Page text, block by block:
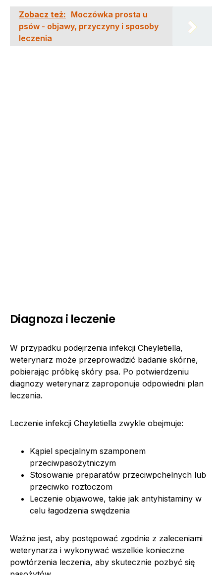
Zobacz też: Moczówka prosta u
psów - objawy, przyczyny i sposoby
leczenia
Diagnoza i leczenie
W przypadku podejrzenia infekcji Cheyletiella,
weterynarz może przeprowadzić badanie skórne,
pobierając próbkę skóry psa. Po potwierdzeniu
diagnozy weterynarz zaproponuje odpowiedni plan
leczenia.
Leczenie infekcji Cheyletiella zwykle obejmuje:
Kąpiel specjalnym szamponem
przeciwpasożytniczym
Stosowanie preparatów przeciwpchelnych lub
przeciwko roztoczom
Leczenie objawowe, takie jak antyhistaminy w
celu łagodzenia swędzenia
Ważne jest, aby postępować zgodnie z zaleceniami
weterynarza i wykonywać wszelkie konieczne
powtórzenia leczenia, aby skutecznie pozbyć się